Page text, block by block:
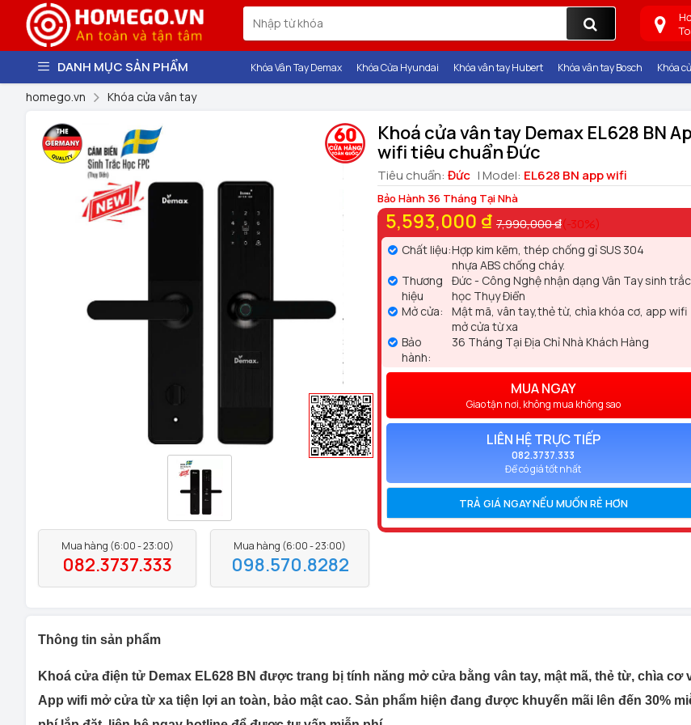
DANH MỤC SẢN PHẨM Khóa Vân Tay Demax Khóa Cửa Hyundai Khóa vân tay Hubert Khóa vân tay Bosch Khóa
homego.vn Khóa cửa vân tay
Mua hàng (6:00 - 23:00)
082.3737.333
Mua hàng (6:00 - 23:00)
098.570.8282
Khoá cửa vân tay Demax EL628 BN
wifi tiêu chuẩn Đức
Tiêu chuẩn: Đức | Model: EL628 BN app wifi
Bảo Hành 36 Tháng Tại Nhà
5,593,000 ₫ 7,990,000 ₫(-30%)
Chất liệu:Hợp kim kẽm, thép chống gỉ SUS 304
nhựa ABS chống cháy.
Thương
hiệu
Đức - Công Nghệ nhận dạng Vân Tay sinh trắc
học Thụy Điển
Mở cửa:
Mật mã, vân tay,thẻ từ, chìa khóa cơ, app wifi
mở cửa từ xa
Bảo
hành:
36 Tháng Tại Địa Chỉ Nhà Khách Hàng
MUA NGAY
Giao tận nơi, không mua không sao
LIÊN HỆ TRỰC TIẾP
082.3737.333
Để có giá tốt nhất
TRẢ GIÁ NGAY NẾU MUỐN RẺ HƠN
Thông tin sản phẩm
Khoá cửa điện tử Demax EL628 BN được trang bị tính năng mở cửa bằng vân tay, mật mã, thẻ từ, chìa cơ
App wifi mở cửa từ xa tiện lợi an toàn, bảo mật cao. Sản phẩm hiện đang được khuyến mãi lên đến 30%